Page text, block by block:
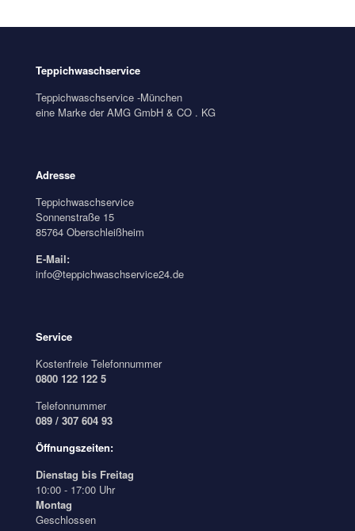
Teppichwaschservice
Teppichwaschservice -München
eine Marke der AMG GmbH & CO . KG
Adresse
Teppichwaschservice
Sonnenstraße 15
85764 Oberschleißheim
E-Mail:
info@teppichwaschservice24.de
Service
Kostenfreie Telefonnummer
0800 122 122 5
Telefonnummer
089 / 307 604 93
Öffnungszeiten:
Dienstag bis Freitag
10:00 - 17:00 Uhr
Montag
Geschlossen